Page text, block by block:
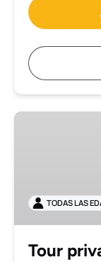
Tour
por
Herculano
TODAS LAS
Tour